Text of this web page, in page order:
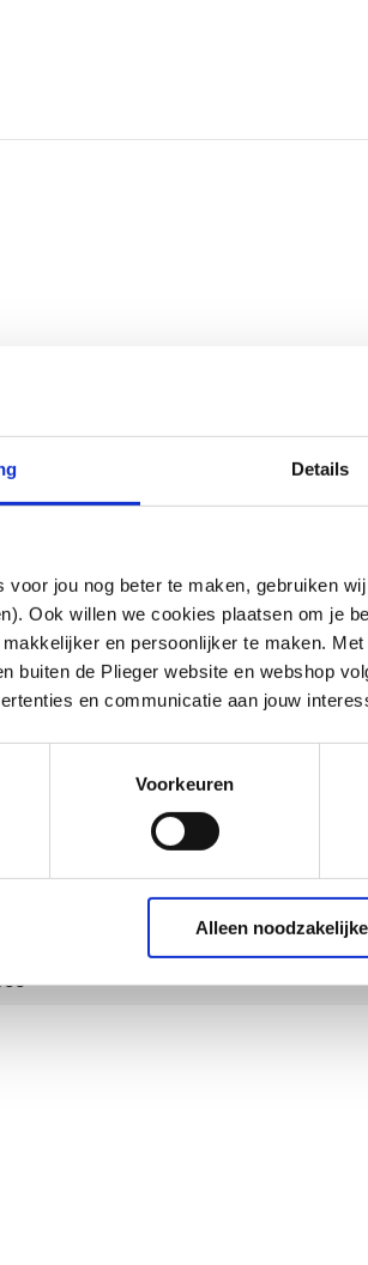
Details
voor jou nog beter te maken, gebruiken
Ook willen we cookies plaatsen om je
en persoonlijker te maken.
buiten de Plieger website en webshop
en communicatie aan jouw
Voorkeuren
Alleen